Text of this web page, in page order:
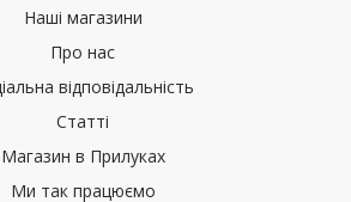
Наші магазини
Про нас
відповідальність
Статті
Магазин в Прилуках
Ми так працюємо